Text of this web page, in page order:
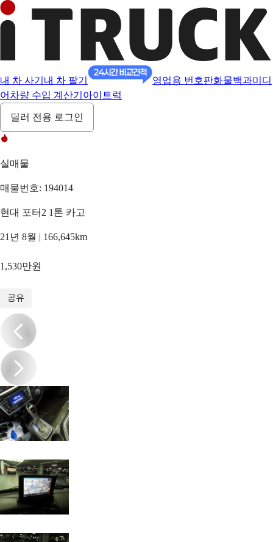
내 차 사기 내 차 팔기 영업용 번호판화물백과미디
어 차량 수입 계산기 아이트럭
딜러 전용 로그인
실매물
매물번호: 194014
현대 포터2 1톤 카고
21년 8월 | 166,645km
1,530만원
공유
/18